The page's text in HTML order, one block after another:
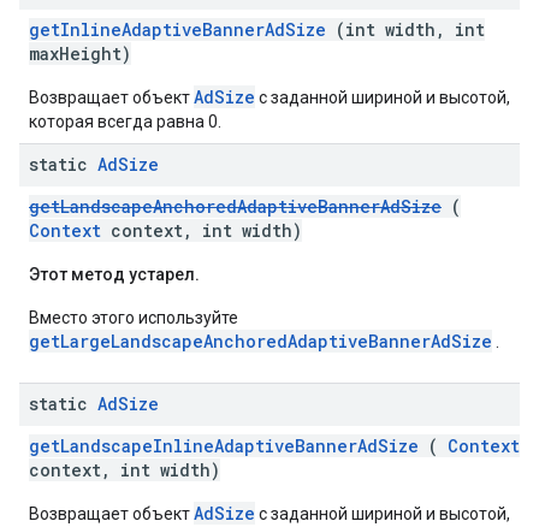
getInlineAdaptiveBannerAdSize (int width, int
maxHeight)
Возвращает объектAdSize с заданной шириной и высотой,
которая всегда равна 0.
static AdSize
getLandscapeAnchoredAdaptiveBannerAdSize (
Context context, int width)
Этот метод устарел.
Вместо этого используйте
getLargeLandscapeAnchoredAdaptiveBannerAdSize
static AdSize
getLandscapeInlineAdaptiveBannerAdSize ( Context
context, int width)
Возвращает объектAdSize с заданной шириной и высотой,